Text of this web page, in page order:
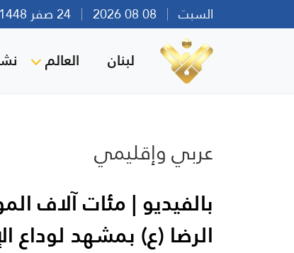
السبت
لبنان العالم
عربي وإقليمي
بالفيديو | مئات آلاف
الرضا (ع) بمشهد لوداع